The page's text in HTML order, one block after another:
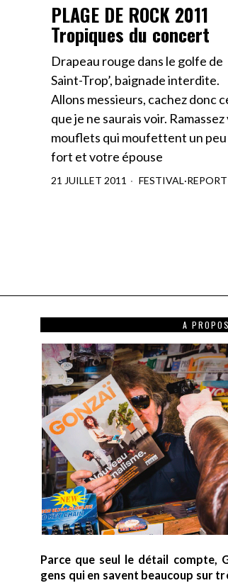
PLAGE DE ROCK 2011
Tropiques du concert
Drapeau rouge dans le golfe de
Saint-Trop’, baignade interdite.
Allons messieurs, cachez donc
que je ne saurais voir. Ramassez
mouflets qui moufettent un
fort et votre épouse
21 JUILLET 2011 FESTIVAL·REPORT
A PROPOS
Parce que seul le détail compte,
gens qui en savent beaucoup sur